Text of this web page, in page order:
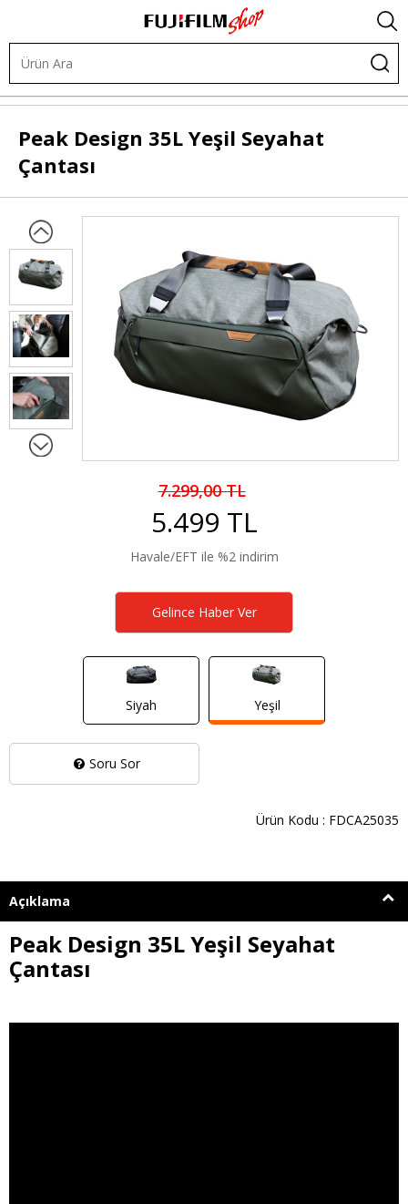
Peak Design 35L Yeşil Seyahat
Çantası
Soru Sor
7.299,00 TL
5.499 TL
Havale/EFT ile %2 indirim
Siyah Yeşil
Ürün Kodu : FDCA25035
Gelince Haber Ver
Açıklama
Peak Design 35L Yeşil Seyahat
Çantası